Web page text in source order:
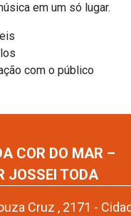
em um só lugar.
com o público
COR DO MAR –
JOSSEI TODA
Cruz , 2171 -